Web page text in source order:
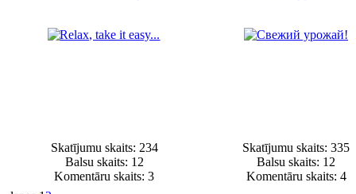
Skatījumu skaits: 234
Balsu skaits: 12
Komentāru skaits: 3
Skatījumu skaits: 335
Balsu skaits: 12
Komentāru skaits: 4